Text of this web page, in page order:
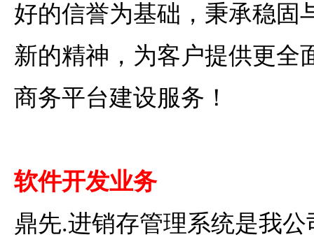
好的信誉为基础，秉承稳固
新的精神，为客户提供更全
商务平台建设服务！
软件开发业务
鼎先.进销存管理系统是我